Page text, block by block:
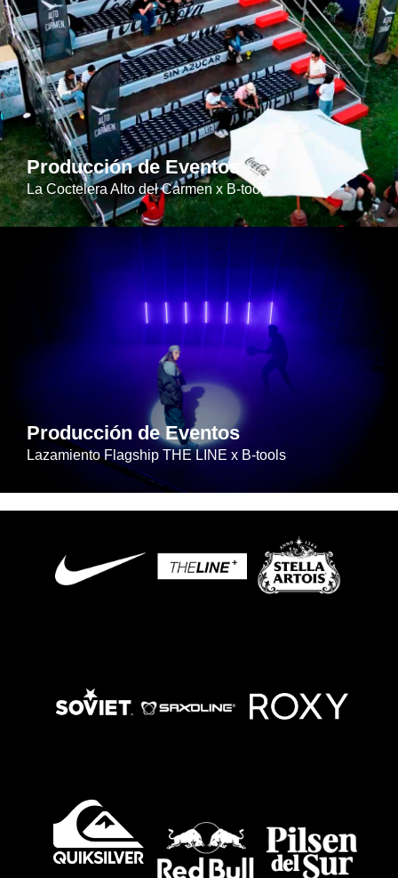
Producción de Eventos
La Coctelera Alto del Carmen x B-tools
Producción de Eventos
Lazamiento Flagship THE LINE x B-tools